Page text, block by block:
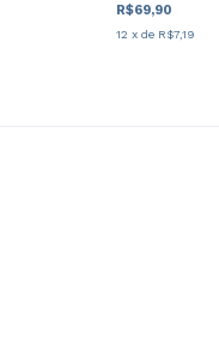
R$69,90
12 x de R$7,19